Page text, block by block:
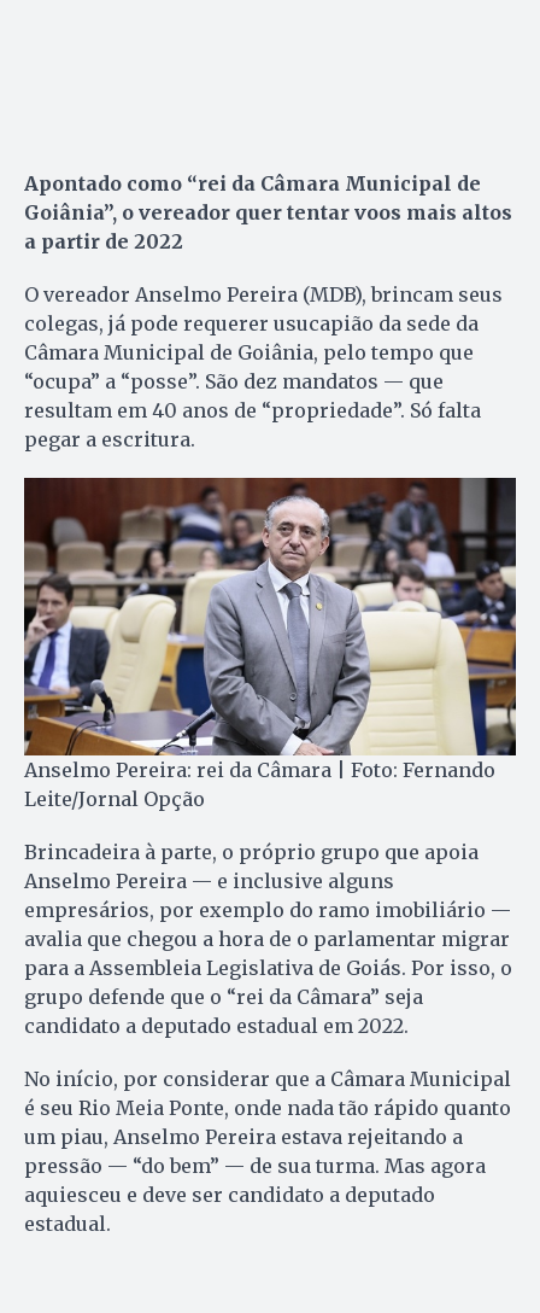
Apontado como “rei da Câmara Municipal de
Goiânia”, o vereador quer tentar voos mais altos
a partir de 2022
O vereador Anselmo Pereira (MDB), brincam seus
colegas, já pode requerer usucapião da sede da
Câmara Municipal de Goiânia, pelo tempo que
“ocupa” a “posse”. São dez mandatos — que
resultam em 40 anos de “propriedade”. Só falta
pegar a escritura.
Anselmo Pereira: rei da Câmara | Foto: Fernando
Leite/Jornal Opção
Brincadeira à parte, o próprio grupo que apoia
Anselmo Pereira — e inclusive alguns
empresários, por exemplo do ramo imobiliário —
avalia que chegou a hora de o parlamentar migrar
para a Assembleia Legislativa de Goiás. Por isso, o
grupo defende que o “rei da Câmara” seja
candidato a deputado estadual em 2022.
No início, por considerar que a Câmara Municipal
é seu Rio Meia Ponte, onde nada tão rápido quanto
um piau, Anselmo Pereira estava rejeitando a
pressão — “do bem” — de sua turma. Mas agora
aquiesceu e deve ser candidato a deputado
estadual.